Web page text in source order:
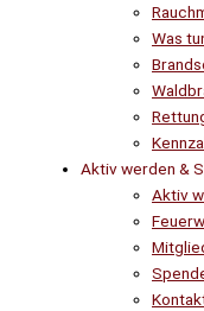
Was
Aktiv werden &
Aktiv